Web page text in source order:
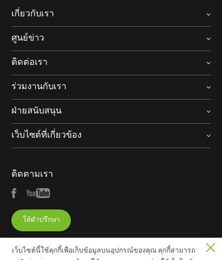
เกี่ยวกับเรา
ศูนย์ข่าว
ติดต่อเรา
ร่วมงานกับเรา
ฝ่ายสนับสนุน
เว็บไซต์ที่เกี่ยวข้อง
ติดตามเรา
ให้คำปรึกษา
เว็บไซต์นี้ใช้คุกกี้เพื่อเก็บข้อมูลบนอุปกรณ์ของคุณ คุกกี้สามารถ